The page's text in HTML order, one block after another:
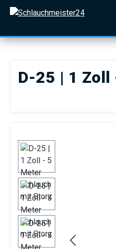
Hauptinhalt springen
Zur Suche springen
Zur Hauptnavigation
D-25 | 1